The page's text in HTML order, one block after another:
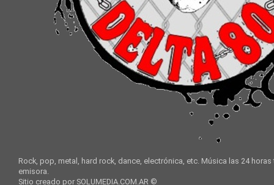
Rock, pop, metal, hard rock, dance, electrónica, etc. Música las 24
emisora.
Sitio creado por SOLUMEDIA.COM.AR ©